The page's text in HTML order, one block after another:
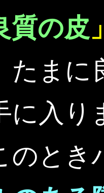
質の皮
たまに
に入り
のとき